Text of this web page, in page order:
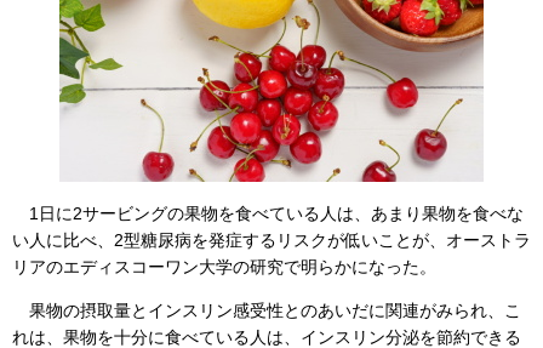
1日に2サービングの果物を食べている人は、あまり果物を食べな
い人に比べ、2型糖尿病を発症するリスクが低いことが、オーストラ
リアのエディスコーワン大学の研究で明らかになった。
果物の摂取量とインスリン感受性とのあいだに関連がみられ、こ
れは、果物を十分に食べている人は、インスリン分泌を節約できる